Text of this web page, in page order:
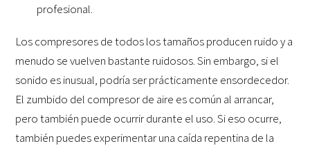
profesional.
Los compresores de todos los tamaños producen ruido y a
menudo se vuelven bastante ruidosos. Sin embargo, si el
sonido es inusual, podría ser prácticamente ensordecedor.
El zumbido del compresor de aire es común al arrancar,
pero también puede ocurrir durante el uso. Si eso ocurre,
también puedes experimentar una caída repentina de la